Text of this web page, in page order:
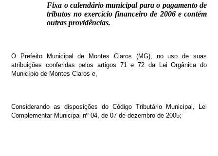
Fixa o calendário municipal para o pagamento de
tributos no exercício financeiro de 2006 e contém
outras providências.
O Prefeito Municipal de Montes Claros (MG), no uso de suas
atribuições conferidas pelos artigos 71 e 72 da Lei Orgânica do
Município de Montes Claros e,
Considerando as disposições do Código Tributário Municipal, Lei
Complementar Municipal nº 04, de 07 de dezembro de 2005;